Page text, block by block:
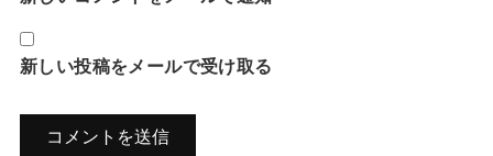
新しい投稿をメールで受け取る